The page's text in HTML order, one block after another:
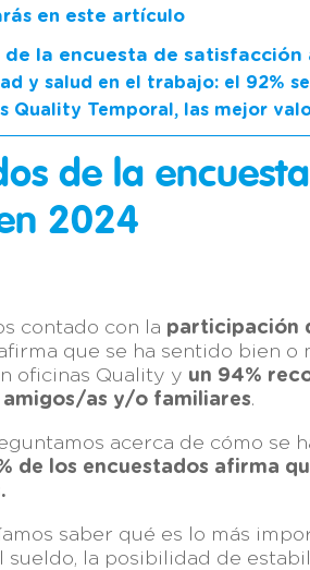
en este artículo
de la encuesta de
y salud en el trabajo: el 92%
Quality Temporal, las mejor
de la
2024
contado con la participación
afirma que se ha sentido bien
oficinas Quality y un 94%
amigos/as y/o familiares.
acerca de cómo se
de los encuestados afirma
saber qué es lo más
sueldo, la posibilidad de